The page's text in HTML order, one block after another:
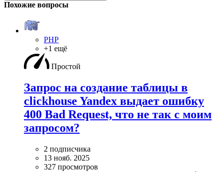
Похожие вопросы
PHP
+1 ещё
Простой
Запрос на создание таблицы в
clickhouse Yandex выдает ошибку
400 Bad Request, что не так с моим
запросом?
2 подписчика
13 нояб. 2025
327 просмотров